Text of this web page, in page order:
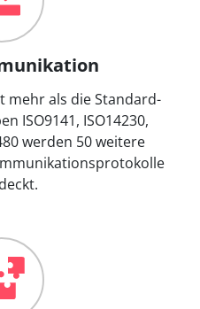
als die Standard-
ISO9141, ISO14230,
werden 50 weitere